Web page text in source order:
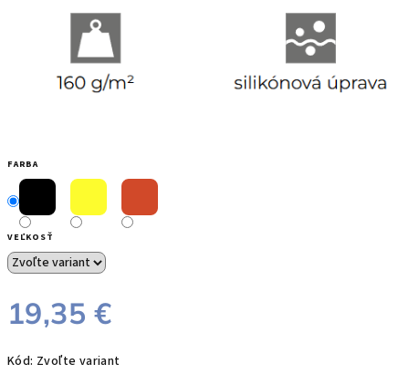
FARBA
VEĽKOSŤ
19,35 €
cena:
Kód: Zvoľte variant